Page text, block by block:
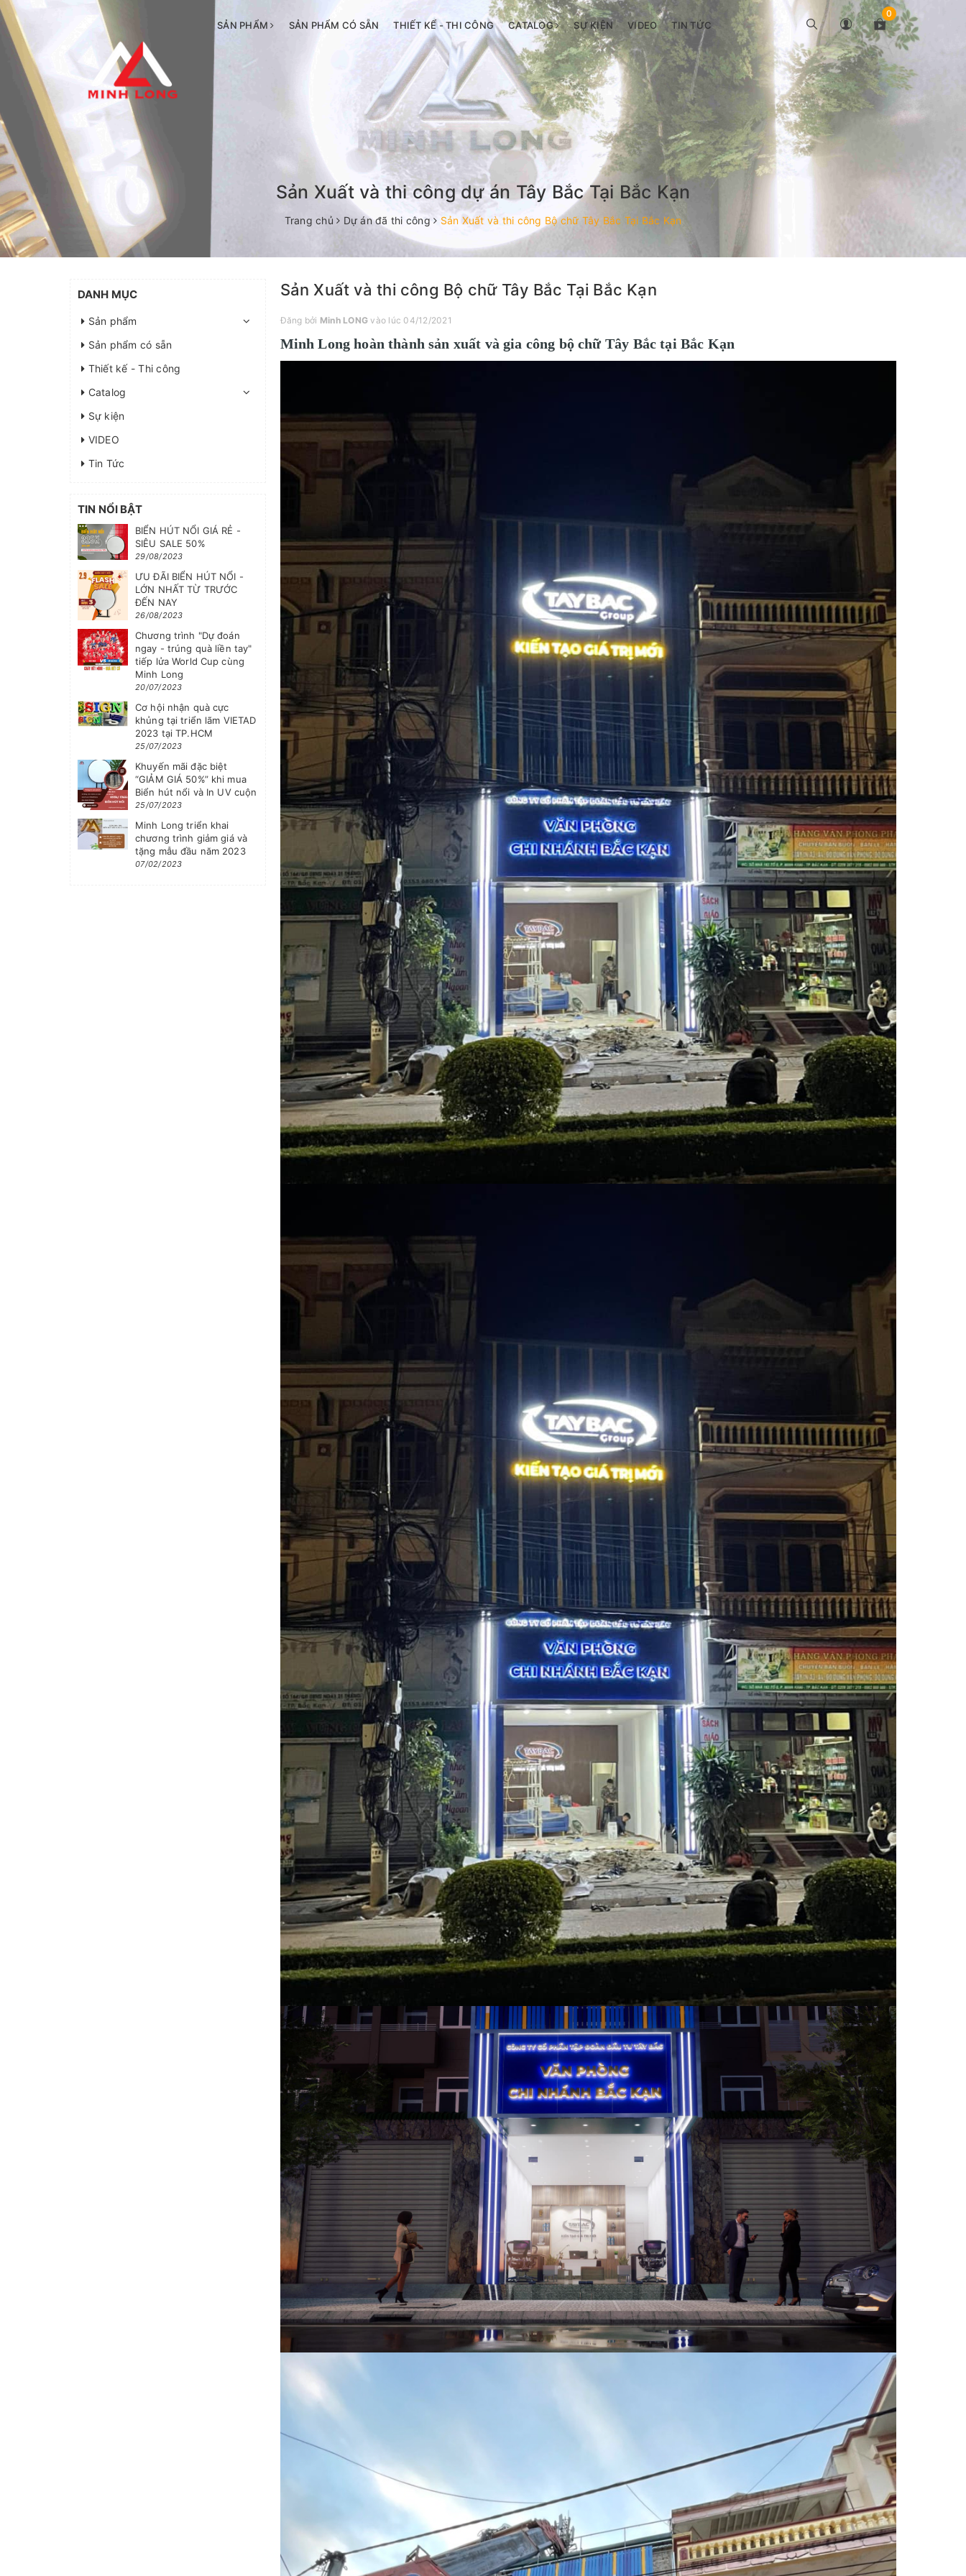
SẢN PHẨM SẢN PHẨM CÓ SẴN THIẾT KẾ - THI CÔNG CATALOG SỰ KIỆN VIDEO TIN TỨC
0
Sản Xuất và thi công dự án Tây Bắc Tại Bắc Kạn
Trang chủ Dự án đã thi công Sản Xuất và thi công Bộ chữ Tây Bắc Tại Bắc Kạn
Sản Xuất và thi công Bộ chữ Tây Bắc Tại Bắc Kạn
Đăng bởi Minh LONG vào lúc 04/12/2021
Minh Long hoàn thành sản xuất và gia công bộ chữ Tây Bắc tại Bắc Kạn
DANH MỤC
Sản phẩm
Sản phẩm có sẵn
Thiết kế - Thi công
Catalog
Sự kiện
VIDEO
Tin Tức
TIN NỔI BẬT
BIỂN HÚT NỔI GIÁ RẺ -
SIÊU SALE 50%
29/08/2023
ƯU ĐÃI BIỂN HÚT NỔI -
LỚN NHẤT TỪ TRƯỚC
ĐẾN NAY
26/08/2023
Chương trình "Dự đoán
ngay - trúng quà liền tay"
tiếp lửa World Cup cùng
Minh Long
20/07/2023
Cơ hội nhận quà cực
khủng tại triển lãm VIETAD
2023 tại TP.HCM
25/07/2023
Khuyến mãi đặc biệt
“GIẢM GIÁ 50%” khi mua
Biển hút nổi và In UV cuộn
25/07/2023
Minh Long triển khai
chương trình giảm giá và
tặng mẫu đầu năm 2023
07/02/2023